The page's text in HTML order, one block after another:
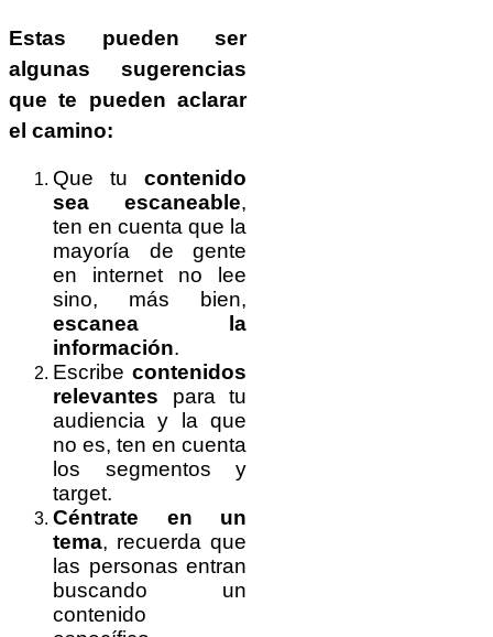
Estas pueden ser
algunas sugerencias
que te pueden aclarar
el camino:
Que tu contenido
sea escaneable,
ten en cuenta que la
mayoría de gente
en internet no lee
sino, más bien,
escanea la
información.
Escribe contenidos
relevantes para tu
audiencia y la que
no es, ten en cuenta
los segmentos y
target.
Céntrate en un
tema, recuerda que
las personas entran
buscando un
contenido